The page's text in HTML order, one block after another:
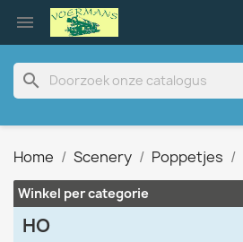

search
Home Scenery Poppetjes
Winkel per categorie
HO